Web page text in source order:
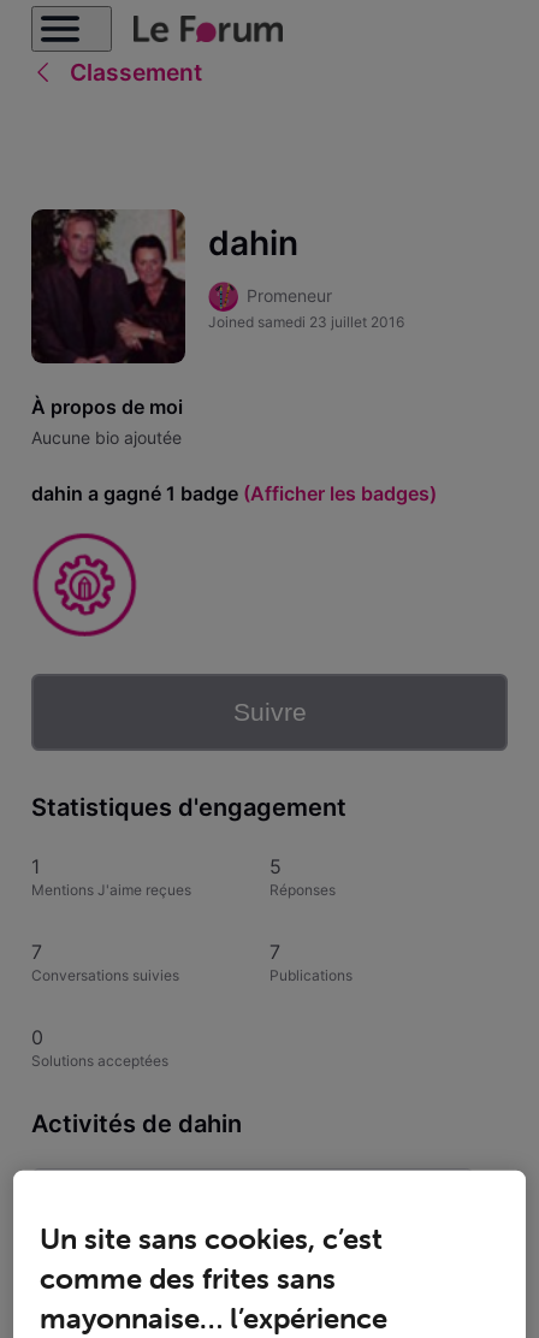
Classement
dahin
Promeneur
Joined samedi 23 juillet 2016
À propos de moi
Aucune bio ajoutée
dahin a gagné 1 badge(Afficher les badges)
Suivre
Statistiques d'engagement
1
Mentions J'aime reçues
5
Réponses
7
Conversations suivies
7
Publications
0
Solutions acceptées
Activités de dahin
Selected
Toutesles
activités
a commenté sur la publication de
Un site sans cookies, c’est
comme des frites sans
mayonnaise… l’expérience